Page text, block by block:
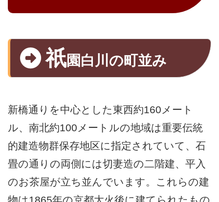
祇園白川の町並み
新橋通りを中心とした東西約160メート
ル、南北約100メートルの地域は重要伝統
的建造物群保存地区に指定されていて、石
畳の通りの両側には切妻造の二階建、平入
のお茶屋が立ち並んでいます。これらの建
物は1865年の京都大火後に建てられたもの